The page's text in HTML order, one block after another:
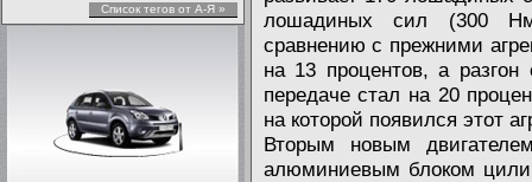
Список тегов от А-Я »
лошадиных сил (300
сравнению с прежними
на 13 процентов, а
передаче стал на 20
на которой появился этот
Вторым новым
алюминиевым блоком